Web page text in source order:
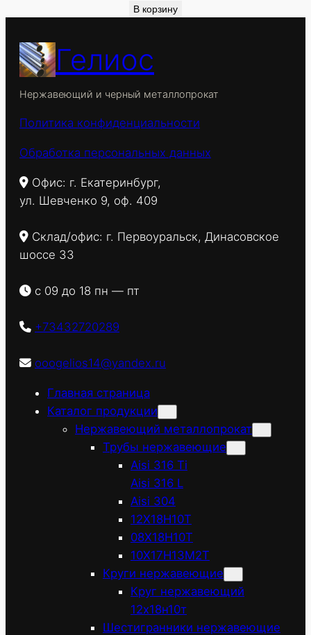
В корзину
Гелиос
Нержавеющий и черный металлопрокат
Политика конфиденциальности
Обработка персональных данных
Офис: г. Екатеринбург,
ул. Шевченко 9, оф. 409
Склад/офис: г. Первоуральск, Динасовское
шоссе 33
с 09 до 18 пн — пт
+73432720289
ooogelios14@yandex.ru
Главная страница
Каталог продукции
Нержавеющий металлопрокат
Трубы нержавеющие
Aisi 316 Ti
Aisi 316 L
Aisi 304
12Х18Н10Т
08Х18Н10Т
10Х17Н13М2Т
Круги нержавеющие
Круг нержавеющий
12х18н10т
Шестигранники нержавеющие